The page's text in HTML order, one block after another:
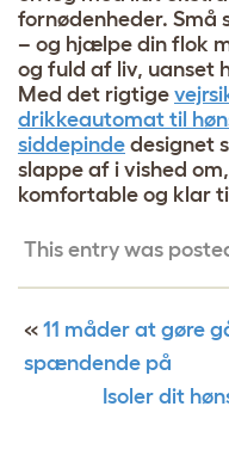
fornødenheder. Små
– og hjælpe din flok
og fuld af liv, uanset
Med det rigtige
drikkeautomat til
siddepinde designet
slappe af i vished
komfortable og klar
This entry was
« 11 måder at gøre
spændende på
Isoler dit